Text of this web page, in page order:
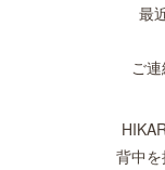
最
ご
背中